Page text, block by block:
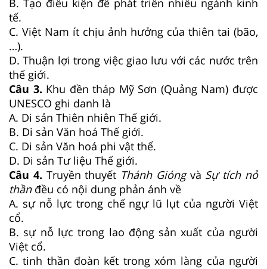
tế.
C. Việt Nam ít chịu ảnh hưởng của thiên tai (bão,
…).
D. Thuận lợi trong việc giao lưu với các nước trên
thế giới.
Câu 3. Khu đền tháp Mỹ Sơn (Quảng Nam) được
UNESCO ghi danh là
A. Di sản Thiên nhiên Thế giới.
B. Di sản Văn hoá Thế giới.
C. Di sản Văn hoá phi vật thể.
D. Di sản Tư liệu Thế giới.
Câu 4. Truyền thuyết Thánh Gióngvà Sự tích nỏ
thầnđều có nội dung phản ánh về
A. sự nỗ lực trong chế ngự lũ lụt của người Việt
cổ.
B. sự nỗ lực trong lao động sản xuất của người
Việt cổ.
C. tinh thần đoàn kết trong xóm làng của người